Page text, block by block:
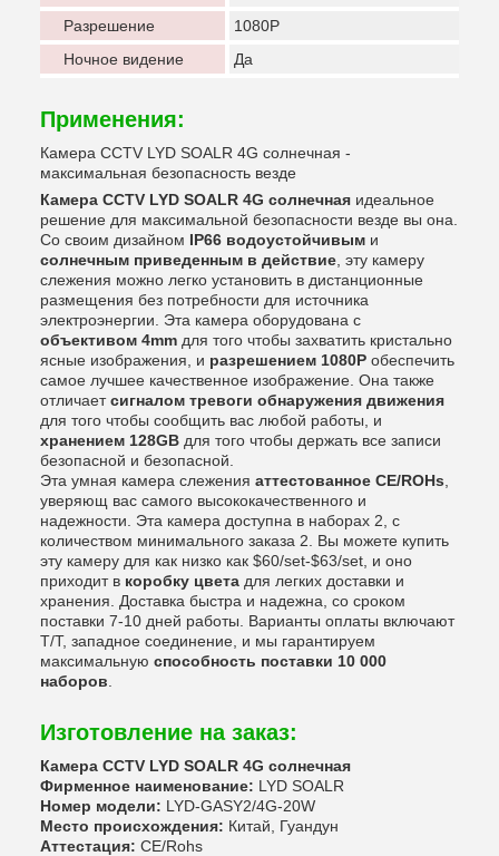
Разрешение
1080P
Ночное видение
Да
Применения:
Камера CCTV LYD SOALR 4G солнечная -
максимальная безопасность везде
Камера CCTV LYD SOALR 4G солнечная идеальное
решение для максимальной безопасности везде вы она.
Со своим дизайном IP66 водоустойчивым и
солнечным приведенным в действие , эту камеру
слежения можно легко установить в дистанционные
размещения без потребности для источника
электроэнергии. Эта камера оборудована с
объективом 4mm для того чтобы захватить кристально
ясные изображения, и разрешением 1080P обеспечить
самое лучшее качественное изображение. Она также
отличаетсигналом тревоги обнаружения движения
для того чтобы сообщить вас любой работы, и
хранением 128GB для того чтобы держать все записи
безопасной и безопасной.
Эта умная камера слежения аттестованное CE/ROHs
уверяющ вас самого высококачественного и
надежности. Эта камера доступна в наборах 2, с
количеством минимального заказа 2. Вы можете купить
эту камеру для как низко как $60/set-$63/set, и оно
приходит в коробку цвета для легких доставки и
хранения. Доставка быстра и надежна, со сроком
поставки 7-10 дней работы. Варианты оплаты включают
T/T, западное соединение, и мы гарантируем
максимальную способность поставки 10 000
наборов
Изготовление на заказ:
Камера CCTV LYD SOALR 4G солнечная
Фирменное наименование: LYD SOALR
Номер модели: LYD-GASY2/4G-20W
Место происхождения: Китай, Гуандун
Аттестация: CE/Rohs